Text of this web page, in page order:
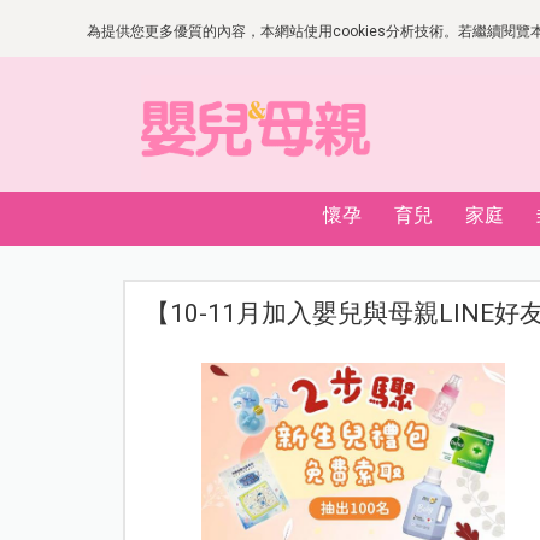
為提供您更多優質的內容，本網站使用cookies分析技術。若繼續閱
懷孕 育兒 家庭
【10-11月加入嬰兒與母親LINE好